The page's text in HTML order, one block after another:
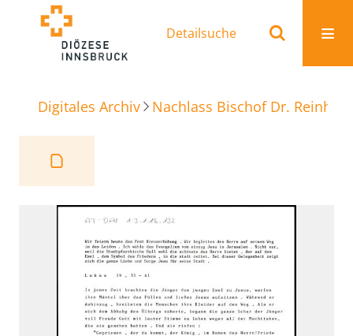
Detailsuche
Digitales Archiv Nachlass Bischof Dr.